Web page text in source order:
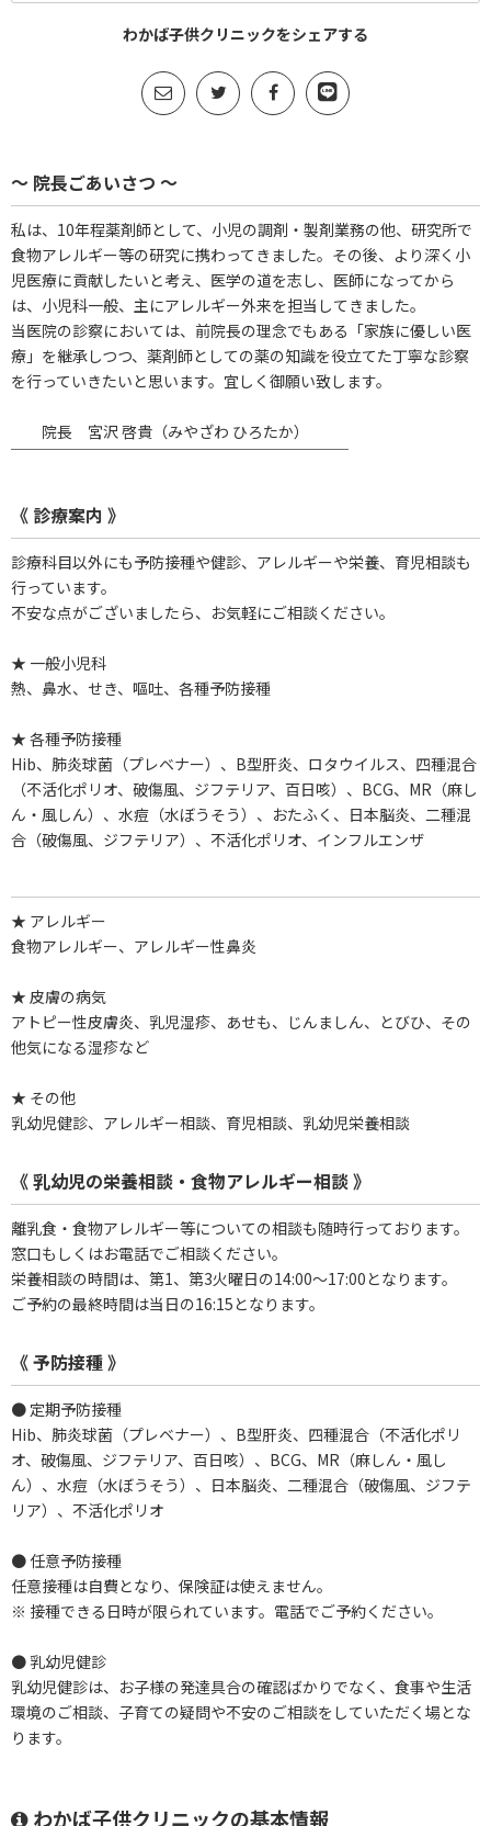
わかば子供クリニックをシェアする
～ 院長ごあいさつ ～
私は、10年程薬剤師として、小児の調剤・製剤業務の他、研究所で
食物アレルギー等の研究に携わってきました。その後、より深く小
児医療に貢献したいと考え、医学の道を志し、医師になってから
は、小児科一般、主にアレルギー外来を担当してきました。
当医院の診察においては、前院長の理念でもある「家族に優しい医
療」を継承しつつ、薬剤師としての薬の知識を役立てた丁寧な診察
を行っていきたいと思います。宜しく御願い致します。
院長 宮沢 啓貴（みやざわ ひろたか）
￣￣￣￣￣￣￣￣￣￣￣￣￣￣￣￣￣￣￣￣￣￣
《 診療案内 》
診療科目以外にも予防接種や健診、アレルギーや栄養、育児相談も
行っています。
不安な点がございましたら、お気軽にご相談ください。
★ 一般小児科
熱、鼻水、せき、嘔吐、各種予防接種
★ 各種予防接種
Hib、肺炎球菌（プレベナー）、B型肝炎、ロタウイルス、四種混合
（不活化ポリオ、破傷風、ジフテリア、百日咳）、BCG、MR（麻し
ん・風しん）、水痘（水ぼうそう）、おたふく、日本脳炎、二種混
合（破傷風、ジフテリア）、不活化ポリオ、インフルエンザ
★ アレルギー
食物アレルギー、アレルギー性鼻炎
★ 皮膚の病気
アトピー性皮膚炎、乳児湿疹、あせも、じんましん、とびひ、その
他気になる湿疹など
★ その他
乳幼児健診、アレルギー相談、育児相談、乳幼児栄養相談
《 乳幼児の栄養相談・食物アレルギー相談 》
離乳食・食物アレルギー等についての相談も随時行っております。
窓口もしくはお電話でご相談ください。
栄養相談の時間は、第1、第3火曜日の14:00～17:00となります。
ご予約の最終時間は当日の16:15となります。
《 予防接種 》
● 定期予防接種
Hib、肺炎球菌（プレベナー）、B型肝炎、四種混合（不活化ポリ
オ、破傷風、ジフテリア、百日咳）、BCG、MR（麻しん・風し
ん）、水痘（水ぼうそう）、日本脳炎、二種混合（破傷風、ジフテ
リア）、不活化ポリオ
● 任意予防接種
任意接種は自費となり、保険証は使えません。
※ 接種できる日時が限られています。電話でご予約ください。
● 乳幼児健診
乳幼児健診は、お子様の発達具合の確認ばかりでなく、食事や生活
環境のご相談、子育ての疑問や不安のご相談をしていただく場とな
ります。
わかば子供クリニックの基本情報